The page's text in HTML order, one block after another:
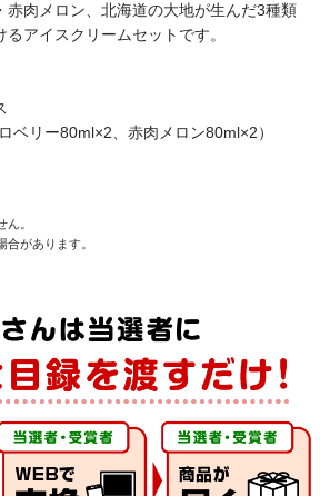
赤肉メロン、北海道の大地が生んだ3種類
アイスクリームセットです。
ベリー80ml×2、赤肉メロン80ml×2）
。
があります。